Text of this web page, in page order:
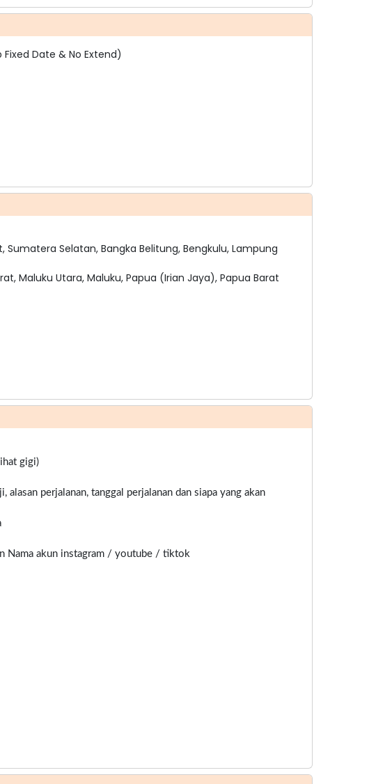
Date & No Extend)
Selatan, Bangka Belitung, Bengkulu, Lampung
Maluku Utara, Maluku, Papua (Irian Jaya), Papua Barat
gigi)
alasan perjalanan, tanggal perjalanan dan siapa yang akan
Nama akun instagram / youtube / tiktok